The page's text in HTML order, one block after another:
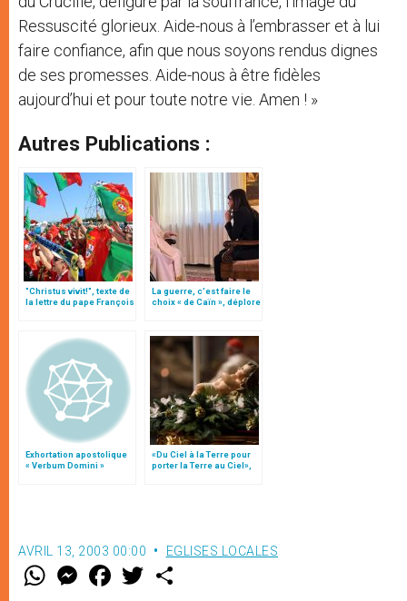
Ressuscité glorieux. Aide-nous à l’embrasser et à lui
faire confiance, afin que nous soyons rendus dignes
de ses promesses. Aide-nous à être fidèles
aujourd’hui et pour toute notre vie. Amen ! »
Autres Publications :
"Christus vivit!", texte de
la lettre du pape François
La guerre, c’est faire le
choix « de Caïn », déplore
Exhortation apostolique
« Verbum Domini »
«Du Ciel à la Terre pour
porter la Terre au Ciel»,
AVRIL 13, 2003 00:00 EGLISES LOCALES
W M
e
F
a w